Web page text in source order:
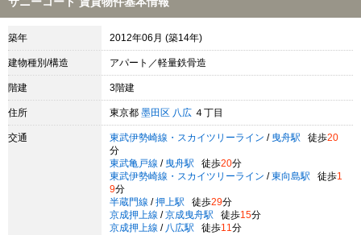
築年 2012年06月 (築14年)
建物種別/構造 アパート／軽量鉄骨造
階建 3階建
住所 東京都 墨田区 八広 ４丁目
交通 東武伊勢崎線・スカイツリーライン / 曳舟駅 徒歩20
分
東武亀戸線 / 曳舟駅 徒歩20分
東武伊勢崎線・スカイツリーライン / 東向島駅 徒歩1
9分
半蔵門線 / 押上駅 徒歩29分
京成押上線 / 京成曳舟駅 徒歩15分
京成押上線 / 八広駅 徒歩11 分